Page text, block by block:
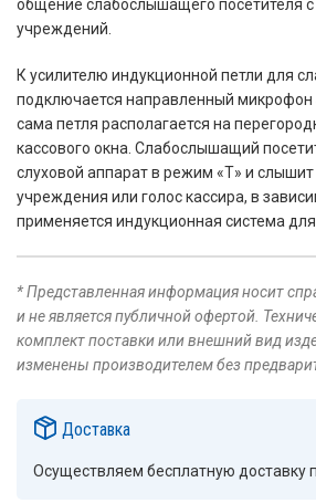
общение слабослышащего посетителя
учреждений.
К усилителю индукционной петли для
подключается направленный микрофон
сама петля располагается на
кассового окна. Слабослышащий
слуховой аппарат в режим «Т» и слышит
учреждения или голос кассира, в
применяется индукционная система
* Представленная информация носит
и не является публичной офертой.
комплект поставки или внешний вид
изменены производителем без
Доставка
Осуществляем бесплатную доставку